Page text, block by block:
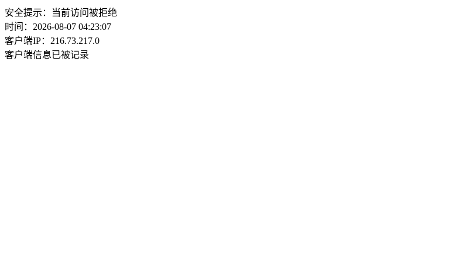
安全提示：当前访问被拒绝
时间：2026-08-07 04:23:07
客户端IP：216.73.217.0
客户端信息已被记录